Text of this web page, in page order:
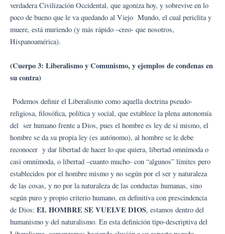
verdadera Civilización Occidental, que agoniza hoy, y sobrevive en lo
poco de bueno que le va quedando al Viejo Mundo, el cual periclita y
muere, está muriendo (y más rápido –creo- que nosotros,
Hispanoamérica).
(Cuerpo 3: Liberalismo y Comunismo, y ejemplos de condenas en
su contra)
Podemos definir el Liberalismo como aquella doctrina pseudo-
religiosa, filosófica, política y social, que establece la plena autonomía
del ser humano frente a Dios, pues el hombre es ley de sí mismo, el
hombre se da su propia ley (es autónomo), al hombre se le debe
reconocer y dar libertad de hacer lo que quiera, libertad omnímoda o
casi omnímoda, o libertad –cuanto mucho- con “algunos” límites pero
establecidos por el hombre mismo y no según por el ser y naturaleza
de las cosas, y no por la naturaleza de las conductas humanas, sino
según puro y propio criterio humano, en definitiva con prescindencia
de Dios: EL HOMBRE SE VUELVE DIOS, estamos dentro del
humanismo y del naturalismo. En esta definición tipo-descriptiva del